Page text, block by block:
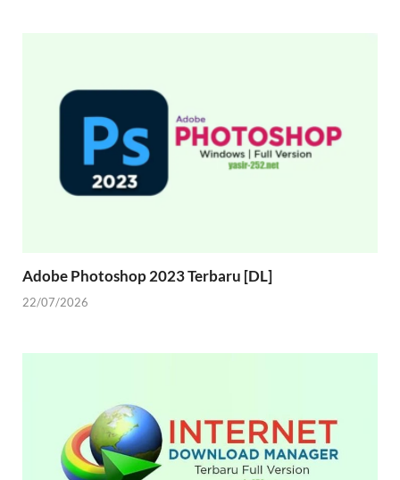
Adobe Photoshop 2023 Terbaru [DL]
22/07/2026